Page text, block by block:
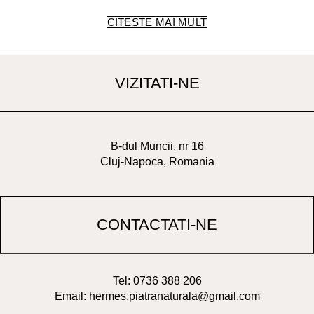
CITEȘTE MAI MULT
VIZITATI-NE
B-dul Muncii, nr 16
Cluj-Napoca, Romania
CONTACTATI-NE
Tel: 0736 388 206
Email: hermes.piatranaturala@gmail.com